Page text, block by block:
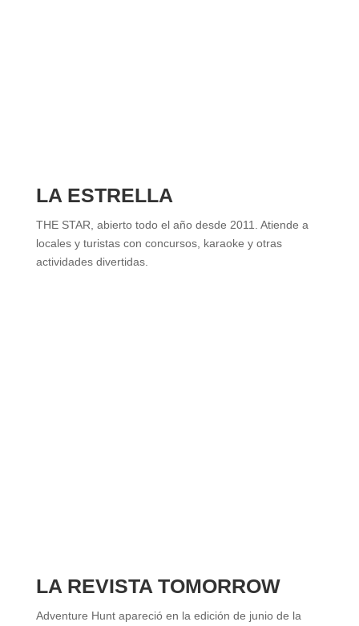
LA ESTRELLA
THE STAR, abierto todo el año desde 2011. Atiende a
locales y turistas con concursos, karaoke y otras
actividades divertidas.
LA REVISTA TOMORROW
Adventure Hunt apareció en la edición de junio de la